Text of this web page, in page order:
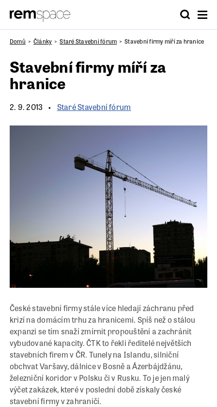
Domů Články Staré Stavební fórum Stavební firmy míří za hranice
Stavební firmy míří za
hranice
2. 9. 2013 Staré Stavební fórum
České stavební firmy stále více hledají záchranu před
krizí na domácím trhu za hranicemi. Spíš než o stálou
expanzi se tím snaží zmírnit propouštění a zachránit
vybudované kapacity. ČTK to řekli ředitelé největších
stavebních firem v ČR. Tunely na Islandu, silniční
obchvat Varšavy, dálnice v Bosně a Ázerbájdžánu,
železniční koridor v Polsku či v Rusku. To je jen malý
výčet zakázek, které v poslední době získaly české
stavební firmy v zahraničí.